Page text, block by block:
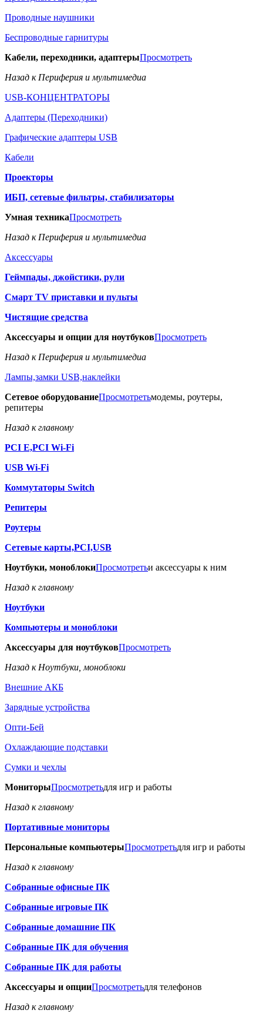
Проводные наушники
Беспроводные гарнитуры
Кабели, переходники, адаптерыПросмотреть
Назад к Периферия и мультимедиа
USB-КОНЦЕНТРАТОРЫ
Адаптеры (Переходники)
Графические адаптеры USB
Кабели
Проекторы
ИБП, сетевые фильтры, стабилизаторы
Умная техникаПросмотреть
Назад к Периферия и мультимедиа
Аксессуары
Геймпады, джойстики, рули
Смарт TV приставки и пульты
Чистящие средства
Аксессуары и опции для ноутбуковПросмотреть
Назад к Периферия и мультимедиа
Лампы,замки USB,наклейки
Сетевое оборудованиеПросмотретьмодемы, роутеры,
репитеры
Назад к главному
PCI E,PCI Wi-Fi
USB Wi-Fi
Коммутаторы Switch
Репитеры
Роутеры
Сетевые карты,PCI,USB
Ноутбуки, моноблокиПросмотретьи аксессуары к ним
Назад к главному
Ноутбуки
Компьютеры и моноблоки
Аксессуары для ноутбуковПросмотреть
Назад к Ноутбуки, моноблоки
Внешние АКБ
Зарядные устройства
Опти-Бей
Охлаждающие подставки
Сумки и чехлы
МониторыПросмотретьдля игр и работы
Назад к главному
Портативные мониторы
Персональные компьютерыПросмотретьдля игр и работы
Назад к главному
Собранные офисные ПК
Собранные игровые ПК
Собранные домашние ПК
Собранные ПК для обучения
Собранные ПК для работы
Аксессуары и опцииПросмотретьдля телефонов
Назад к главному